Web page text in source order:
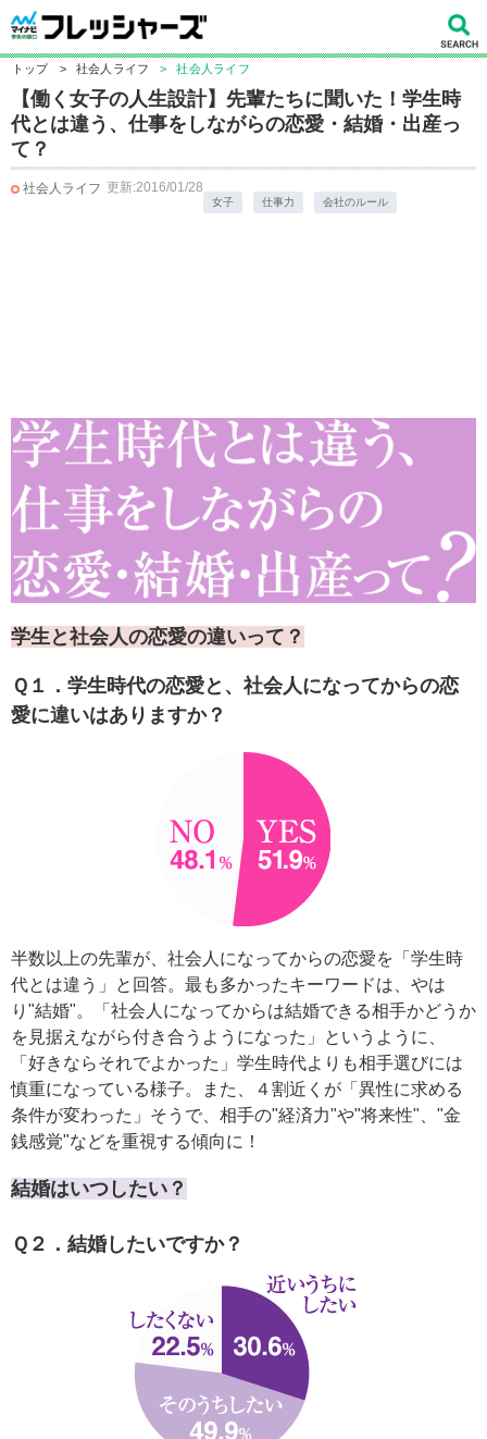
トップ > 社会人ライフ > 社会人ライフ
【働く女子の人生設計】先輩たちに聞いた！学生時
代とは違う、仕事をしながらの恋愛・結婚・出産っ
て？
社会人ライフ 更新:2016/01/28
女子 仕事力 会社のルール
学生と社会人の恋愛の違いって？
Ｑ１．学生時代の恋愛と、社会人になってからの恋
愛に違いはありますか？
半数以上の先輩が、社会人になってからの恋愛を「学生時
代とは違う」と回答。最も多かったキーワードは、やは
り"結婚"。「社会人になってからは結婚できる相手かどうか
を見据えながら付き合うようになった」というように、
「好きならそれでよかった」学生時代よりも相手選びには
慎重になっている様子。また、４割近くが「異性に求める
条件が変わった」そうで、相手の"経済力"や"将来性"、"金
銭感覚"などを重視する傾向に！
結婚はいつしたい？
Ｑ２．結婚したいですか？